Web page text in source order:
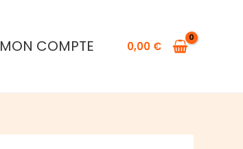
MON COMPTE 0,00 €